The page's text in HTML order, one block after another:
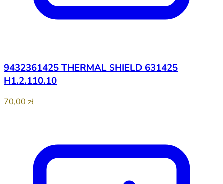
9432361425 THERMAL SHIELD 631425
H1.2.110.10
70,00 zł